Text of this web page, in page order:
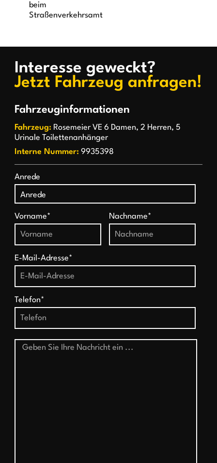
beim
Straßenverkehrsamt
Interesse geweckt?
Jetzt Fahrzeug anfragen!
Fahrzeuginformationen
Fahrzeug: Rosemeier VE 6 Damen, 2 Herren, 5
Urinale Toilettenanhänger
Interne Nummer: 9935398
Anrede
Vorname* Nachname*
E-Mail-Adresse*
Telefon*